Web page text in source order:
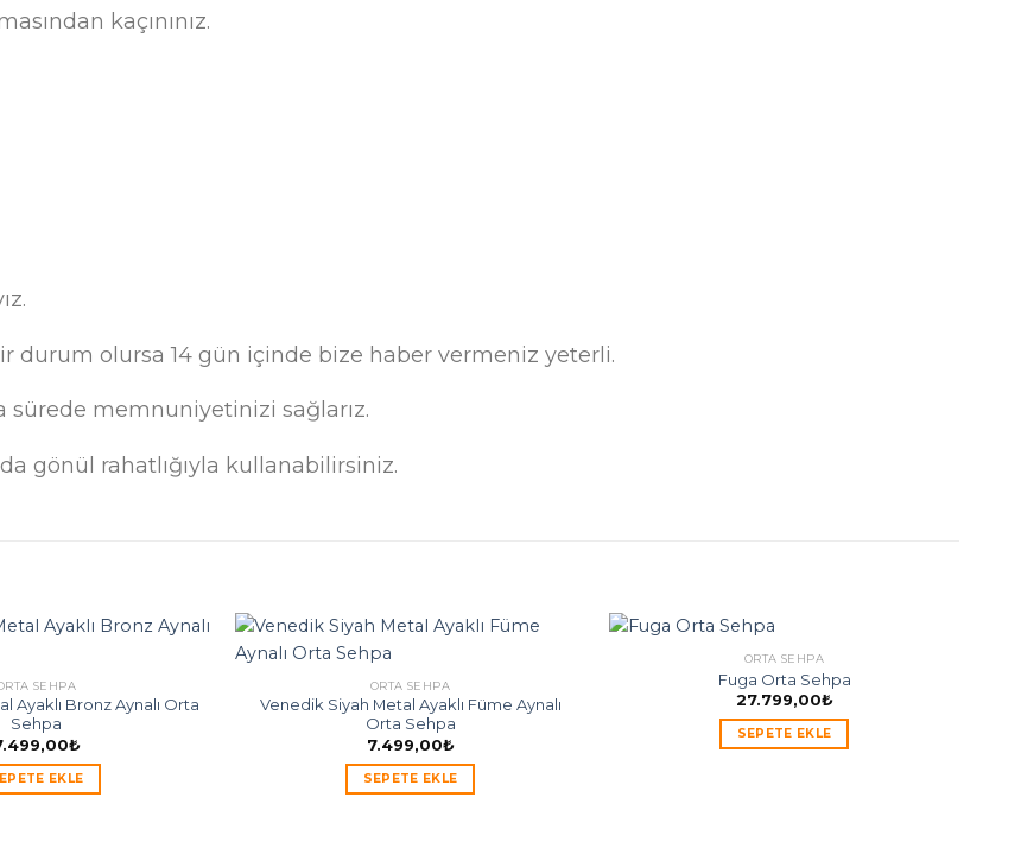
kaçınınız.
olursa 14 gün içinde bize haber vermeniz yeterli.
sürede memnuniyetinizi sağlarız.
gönül rahatlığıyla kullanabilirsiniz.
SEHPA
Ayaklı Bronz Aynalı Orta
Sehpa
₺
EKLE
ORTA SEHPA
Venedik Siyah Metal Ayaklı Füme Aynalı
Orta Sehpa
7.499,00₺
SEPETE EKLE
ORTA SEHPA
Fuga Orta Sehpa
27.799,00₺
SEPETE EKLE